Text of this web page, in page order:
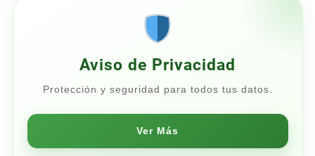
Aviso de Privacidad
Protección y seguridad para todos tus datos.
Ver Más